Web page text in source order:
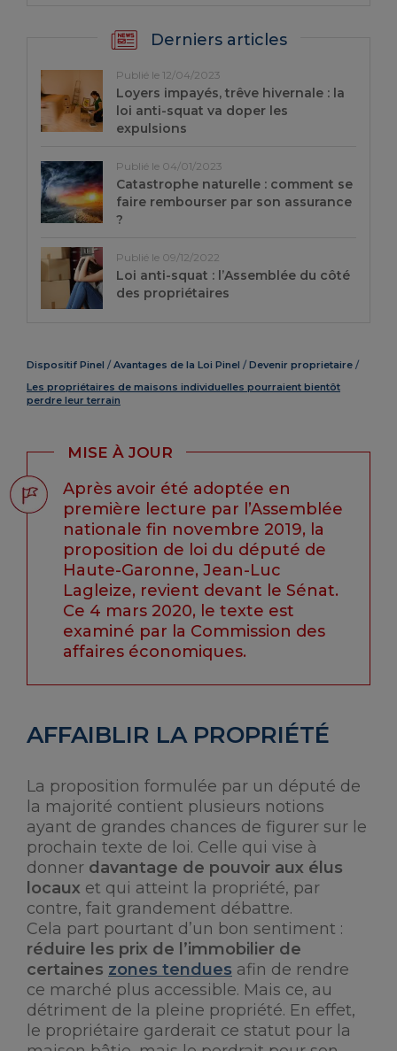
Dispositif Pinel Avantages de la Loi Pinel
Devenir proprietaire
Les propriétaires de maisons individuelles pourraient bientôt
perdre leur terrain
MISE À JOUR
Après avoir été adoptée en
première lecture par l’Assemblée
nationale fin novembre 2019, la
proposition de loi du député de
Haute-Garonne, Jean-Luc
Lagleize, revient devant le Sénat.
Ce 4 mars 2020, le texte est
examiné par la Commission des
affaires économiques.
AFFAIBLIR LA PROPRIÉTÉ
La proposition formulée par un député de
la majorité contient plusieurs notions
ayant de grandes chances de figurer sur le
prochain texte de loi. Celle qui vise à
donner davantage de pouvoir aux élus
locaux et qui atteint la propriété, par
contre, fait grandement débattre.
Cela part pourtant d’un bon sentiment :
réduire les prix de l’immobilier de
certaines zones tendues afin de rendre
ce marché plus accessible. Mais ce, au
détriment de la pleine propriété. En effet,
le propriétaire garderait ce statut pour la
Derniers articles
Publié le 12/04/2023
Loyers impayés, trêve hivernale : la
loi anti-squat va doper les
expulsions
Publié le 04/01/2023
Catastrophe naturelle : comment se
faire rembourser par son assurance
?
Publié le 09/12/2022
Loi anti-squat : l’Assemblée du côté
des propriétaires